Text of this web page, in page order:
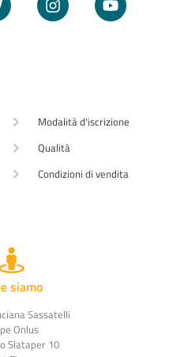
Modalità d'iscrizione
Qualità
Condizioni di vendita
siamo
Sassatelli
Onlus
Slataper 10